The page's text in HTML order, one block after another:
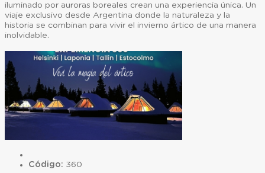
iluminado por auroras boreales crean una experiencia única. Un
viaje exclusivo desde Argentina donde la naturaleza y la
historia se combinan para vivir el invierno ártico de una manera
inolvidable.
Código: 360